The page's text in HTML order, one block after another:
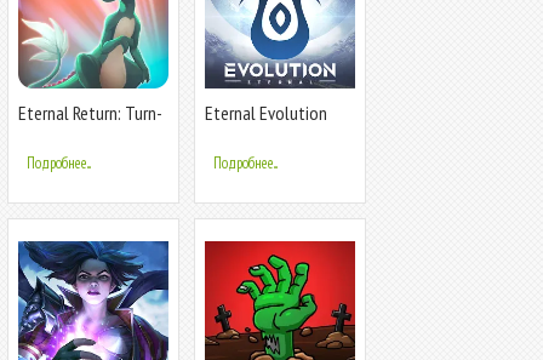
Eternal Return: Turn-
Подробнее...
Eternal Evolution
Подробнее...